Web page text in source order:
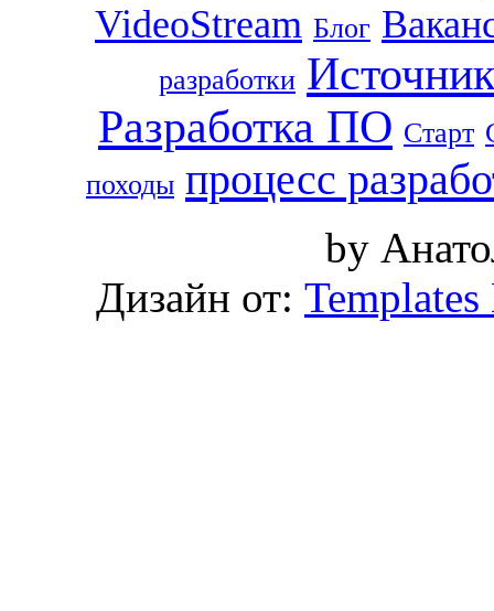
VideoStream Блог
разработки
Разработка ПО Старт
походы процесс
by
Дизайн от: